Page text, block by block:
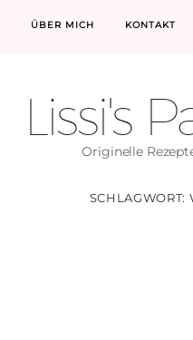
ÜBER MICH KONTAKT
Lissi's
Originelle
SCHLAGWORT: